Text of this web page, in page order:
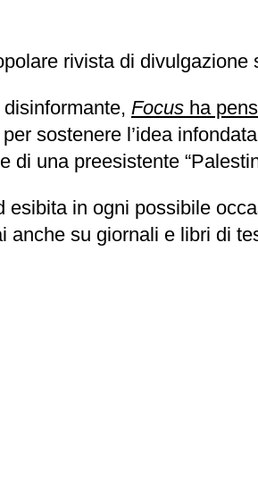
rivista di divulgazione
Focus ha
sostenere l’idea
di una preesistente
in ogni possibile
anche su giornali e libri di